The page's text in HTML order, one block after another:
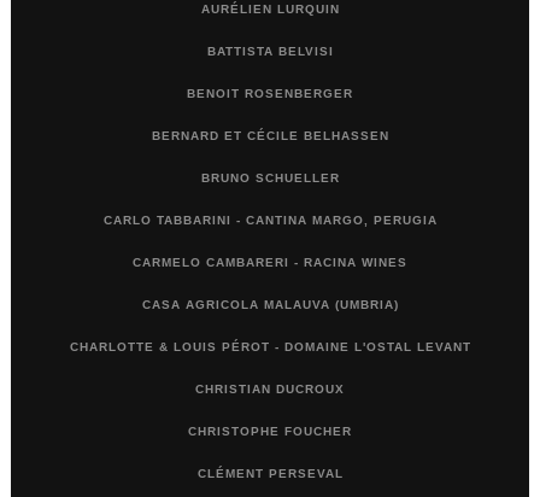
AURÉLIEN LURQUIN
BATTISTA BELVISI
BENOIT ROSENBERGER
BERNARD ET CÉCILE BELHASSEN
BRUNO SCHUELLER
CARLO TABBARINI - CANTINA MARGO, PERUGIA
CARMELO CAMBARERI - RACINA WINES
CASA AGRICOLA MALAUVA (UMBRIA)
CHARLOTTE & LOUIS PÉROT - DOMAINE L'OSTAL LEVANT
CHRISTIAN DUCROUX
CHRISTOPHE FOUCHER
CLÉMENT PERSEVAL